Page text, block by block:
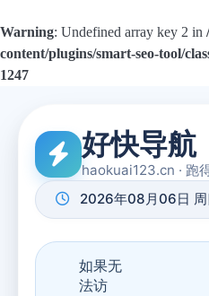
Warning: Undefined array key 2 in
content/plugins/smart-seo-tool/
1247